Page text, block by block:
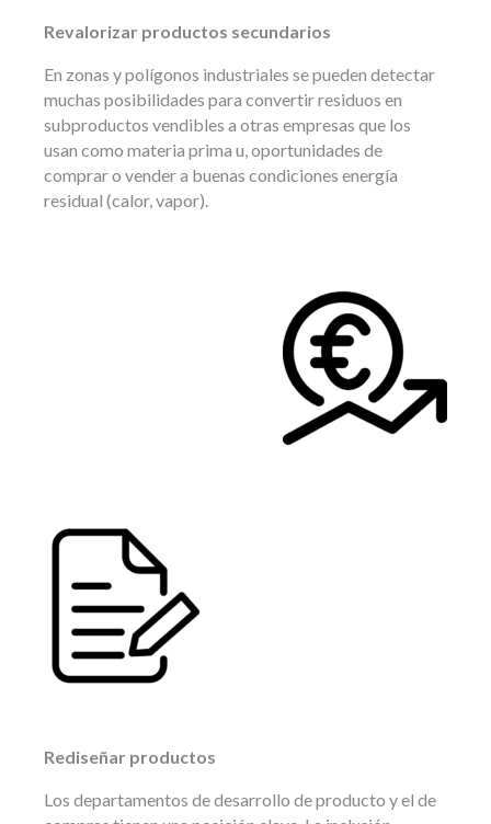
Revalorizar productos secundarios
En zonas y polígonos industriales se pueden detectar
muchas posibilidades para convertir residuos en
subproductos vendibles a otras empresas que los
usan como materia prima u, oportunidades de
comprar o vender a buenas condiciones energía
residual (calor, vapor).
Rediseñar productos
Los departamentos de desarrollo de producto y el de